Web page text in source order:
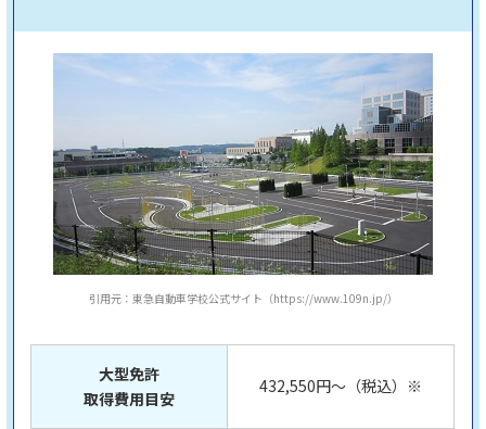
引用元：東急自動車学校公式サイト（https://www.109n.jp/）
大型免許
取得費用目安
432,550円～（税込）※